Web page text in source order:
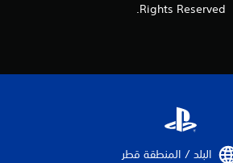
Rights Reserved.
البلد / المنطقة قطر‏